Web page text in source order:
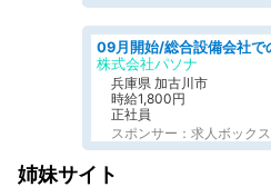
株式会社パソナ
兵庫県 加古川市
時給1,800円
正社員
スポンサー：求人ボックス
姉妹サイト